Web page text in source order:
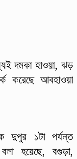
দমকা হাওয়া, ঝড়
করেছে আবহাওয়া
দুপুর ১টা পর্যন্ত
বলা হয়েছে, বগুড়া,